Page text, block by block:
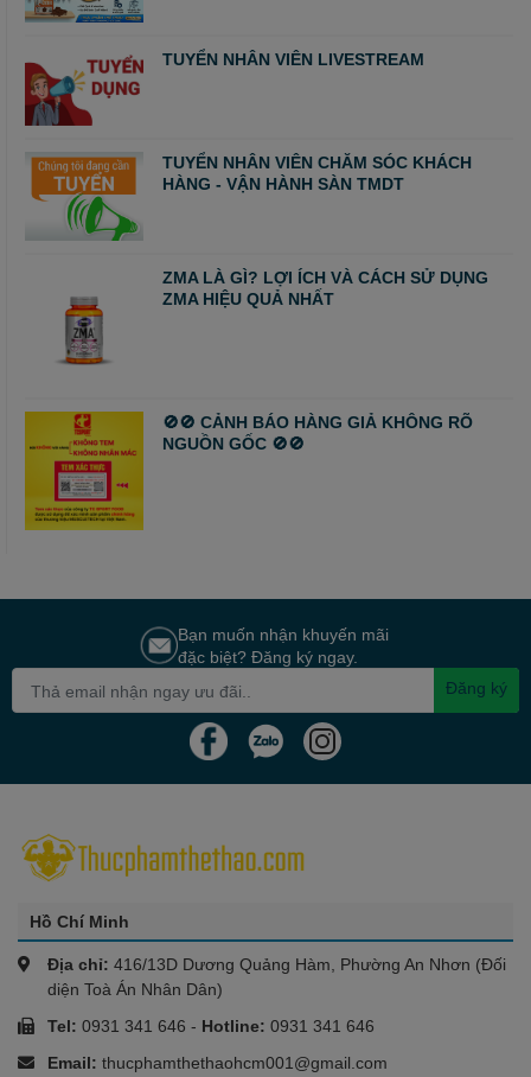
TUYỂN NHÂN VIÊN LIVESTREAM
TUYỂN NHÂN VIÊN CHĂM SÓC KHÁCH
HÀNG - VẬN HÀNH SÀN TMDT
ZMA LÀ GÌ? LỢI ÍCH VÀ CÁCH SỬ DỤNG
ZMA HIỆU QUẢ NHẤT
🚫🚫 CẢNH BÁO HÀNG GIẢ KHÔNG RÕ
NGUỒN GỐC 🚫🚫
Bạn muốn nhận khuyến mãi
đặc biệt? Đăng ký ngay.
Đăng ký
Hồ Chí Minh
Địa chỉ: 416/13D Dương Quảng Hàm, Phường An Nhơn (Đối
diện Toà Án Nhân Dân)
Tel: 0931 341 646 - Hotline: 0931 341 646
Email: thucphamthethaohcm001@gmail.com